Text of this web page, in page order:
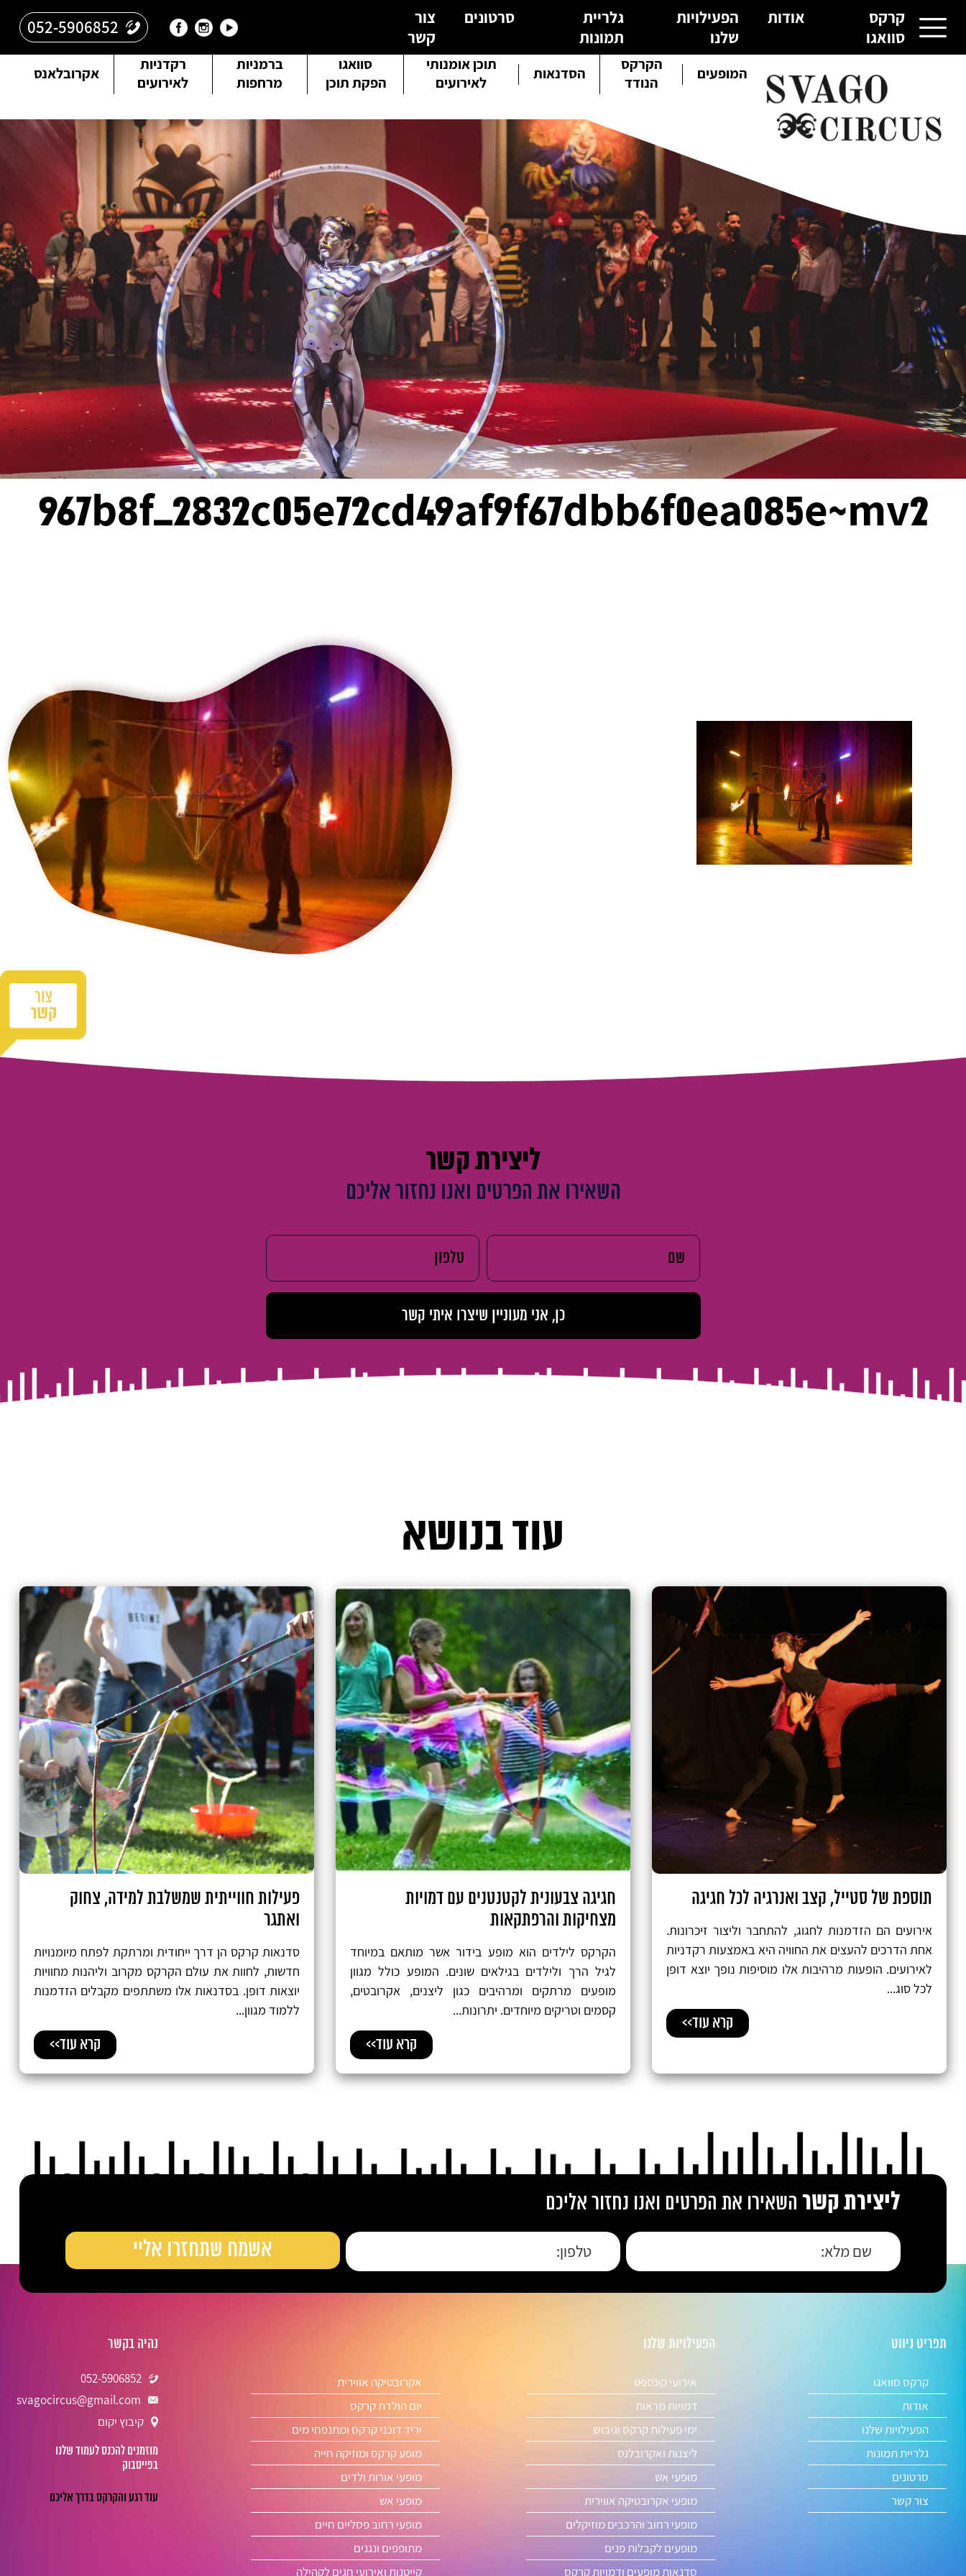
אודות
הפעילויות שלנו
קרקס
סוואגו
אודות
הפעילויות
שלנו
גלריית
תמונות
סרטונים
צור
קשר
052-5906852
המופעים
הקרקס
הנודד
הסדנאות
תוכן אומנותי
לאירועים
סוואגו
הפקת תוכן
ברמניות
מרחפות
רקדניות
לאירועים
אקרובלאנס
967b8f_2832c05e72cd49af9f67dbb6f0ea085e~mv2
ליצירת קשר
השאירו את הפרטים ואנו נחזור אליכם
עוד בנושא
תוספת של סטייל, קצב ואנרגיה לכל חגיגה
אירועים הם הזדמנות לחגוג, להתחבר וליצור זיכרונות.
אחת הדרכים להעצים את החוויה היא באמצעות רקדניות
לאירועים. הופעות מרהיבות אלו מוסיפות נופך יוצא דופן
לכל סוג...
קרא עוד>>
חגיגה צבעונית לקטנטנים עם דמויות
מצחיקות והרפתקאות
הקרקס לילדים הוא מופע בידור אשר מותאם במיוחד
לגיל הרך ולילדים בגילאים שונים. המופע כולל מגוון
מופעים מרתקים ומרהיבים כגון ליצנים, אקרובטים,
קסמים וטריקים מיוחדים. יתרונות...
קרא עוד>>
פעילות חווייתית שמשלבת למידה, צחוק
ואתגר
סדנאות קרקס הן דרך ייחודית ומרתקת לפתח מיומנויות
חדשות, לחוות את עולם הקרקס מקרוב וליהנות מחוויות
יוצאות דופן. בסדנאות אלו משתתפים מקבלים הזדמנות
ללמוד מגוון...
קרא עוד>>
ליצירת קשר השאירו את הפרטים ואנו נחזור אליכם
תפריט ניווט
קרקס סוואגו
אודות
הפעילויות שלנו
גלריית תמונות
סרטונים
צור קשר
הפעילויות שלנו
אירועי קונספט
אקרובטיקה אווירית
דמויות מראות
יום הולדת קרקס
ימי פעילות קרקס וגיבוש
יריד דוכני קרקס ומתנפחי מים
ליצנות ואקרובלנס
מופע קרקס ומוזיקה חייה
מופעי אש
מופעי אורות ולדים
מופעי אקרובטיקה אווירית
מופעי אש
מופעי רחוב והרכבים מוזיקלים
מופעי רחוב פסליים חיים
מופעים לקבלות פנים
מתופפים ונגנים
סדנאות מופעים ודמויות קרקס
קייטנות ואירועי חגים לקהילה
נהיה בקשר
052-5906852
svagocircus@gmail.com
קיבוץ יקום
מוזמנים להכנס לעמוד שלנו
בפייסבוק